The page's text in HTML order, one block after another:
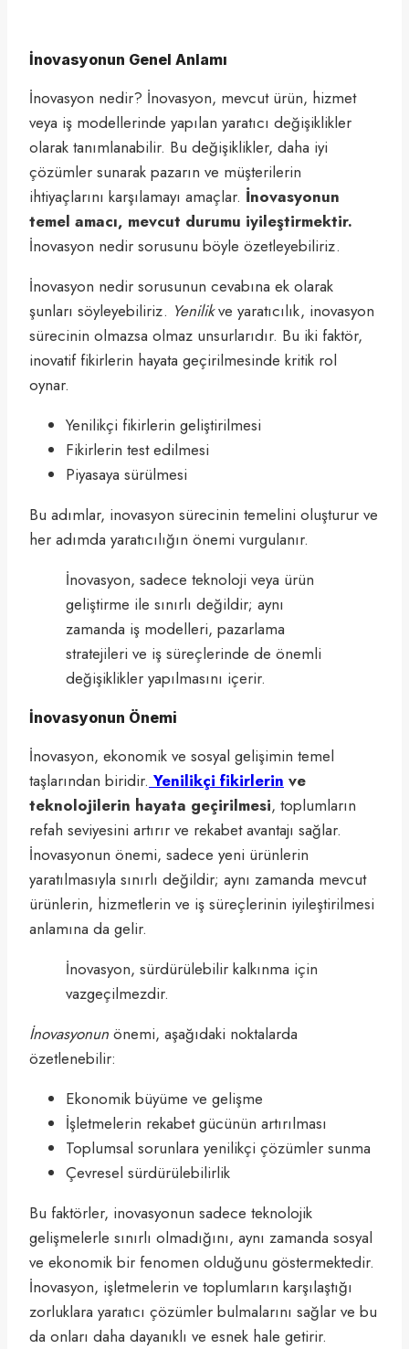
İnovasyonun Genel Anlamı
İnovasyon nedir? İnovasyon, mevcut ürün, hizmet
veya iş modellerinde yapılan yaratıcı değişiklikler
olarak tanımlanabilir. Bu değişiklikler, daha iyi
çözümler sunarak pazarın ve müşterilerin
ihtiyaçlarını karşılamayı amaçlar. İnovasyonun
temel amacı, mevcut durumu iyileştirmektir.
İnovasyon nedir sorusunu böyle özetleyebiliriz.
İnovasyon nedir sorusunun cevabına ek olarak
şunları söyleyebiliriz. Yenilikve yaratıcılık, inovasyon
sürecinin olmazsa olmaz unsurlarıdır. Bu iki faktör,
inovatif fikirlerin hayata geçirilmesinde kritik rol
oynar.
Yenilikçi fikirlerin geliştirilmesi
Fikirlerin test edilmesi
Piyasaya sürülmesi
Bu adımlar, inovasyon sürecinin temelini oluşturur ve
her adımda yaratıcılığın önemi vurgulanır.
İnovasyon, sadece teknoloji veya ürün
geliştirme ile sınırlı değildir; aynı
zamanda iş modelleri, pazarlama
stratejileri ve iş süreçlerinde de önemli
değişiklikler yapılmasını içerir.
İnovasyonun Önemi
İnovasyon, ekonomik ve sosyal gelişimin temel
taşlarından biridir. Yenilikçi fikirlerin ve
teknolojilerin hayata geçirilmesi, toplumların
refah seviyesini artırır ve rekabet avantajı sağlar.
İnovasyonun önemi, sadece yeni ürünlerin
yaratılmasıyla sınırlı değildir; aynı zamanda mevcut
ürünlerin, hizmetlerin ve iş süreçlerinin iyileştirilmesi
anlamına da gelir.
İnovasyon, sürdürülebilir kalkınma için
vazgeçilmezdir.
İnovasyonun önemi, aşağıdaki noktalarda
özetlenebilir:
Ekonomik büyüme ve gelişme
İşletmelerin rekabet gücünün artırılması
Toplumsal sorunlara yenilikçi çözümler sunma
Çevresel sürdürülebilirlik
Bu faktörler, inovasyonun sadece teknolojik
gelişmelerle sınırlı olmadığını, aynı zamanda sosyal
ve ekonomik bir fenomen olduğunu göstermektedir.
İnovasyon, işletmelerin ve toplumların karşılaştığı
zorluklara yaratıcı çözümler bulmalarını sağlar ve bu
da onları daha dayanıklı ve esnek hale getirir.